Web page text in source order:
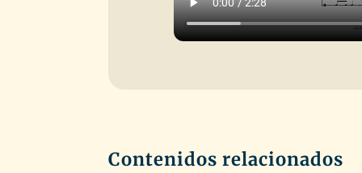
Contenidos relacionados